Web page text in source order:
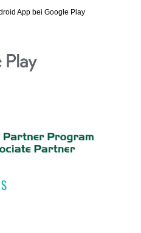
App bei Google Play